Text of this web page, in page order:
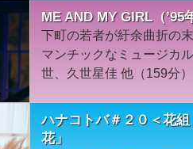
ME AND MY GIRL（’95
下町の若者が紆余曲折の
マンチックなミュージカ
世、久世星佳 他（159分）
ハナコトバ＃２０＜花
花」